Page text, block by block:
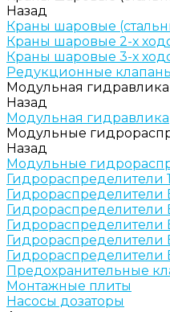
Назад
Краны шаровые
Краны шаровые 2-х
Краны шаровые 3-х
Редукционные
Модульная гидравлика
Назад
Модульная гидравлика
Модульные
Назад
Модульные
Гидрораспределители
Гидрораспределители
Гидрораспределители
Гидрораспределители
Гидрораспределители
Предохранительные
Монтажные плиты
Насосы дозаторы